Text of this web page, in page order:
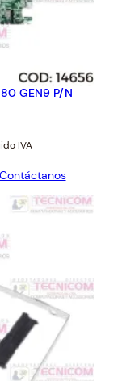
GEN9 P/N
IVA
Contáctanos